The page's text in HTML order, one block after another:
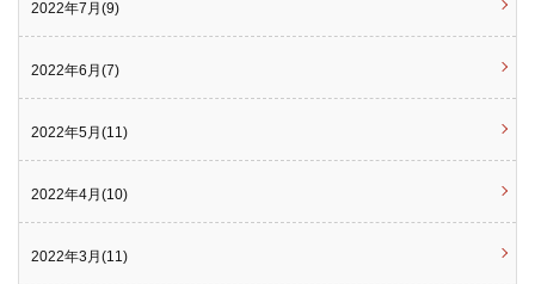
2022年7月(9)
2022年6月(7)
2022年5月(11)
2022年4月(10)
2022年3月(11)